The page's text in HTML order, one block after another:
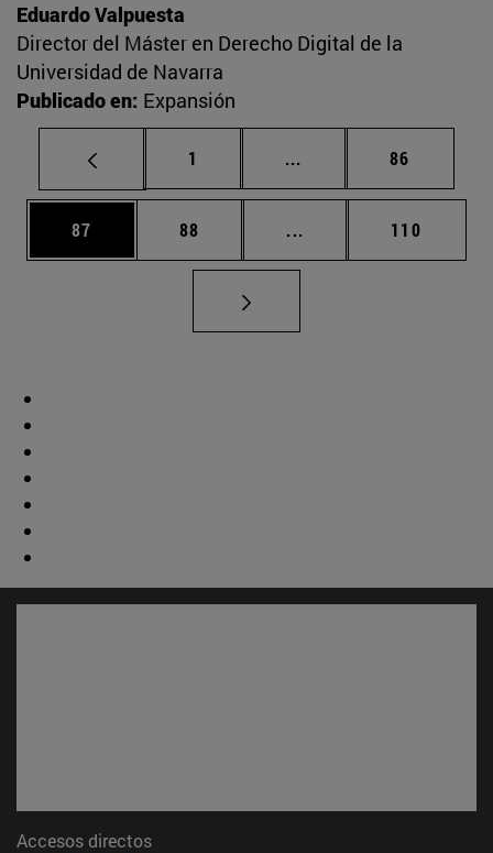
Eduardo Valpuesta
Director del Máster en Derecho Digital de la
Universidad de Navarra
Publicado en: Expansión
Página
1 ... Páginas intermedias
Página
86
Página
87 Página
88 ... Páginas intermedias
Página
110
Accesos directos